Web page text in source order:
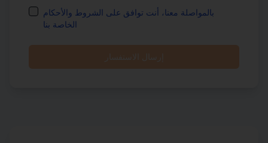
بالمواصلة معنا، أنت توافق على الشروط والأحكام
الخاصة بنا